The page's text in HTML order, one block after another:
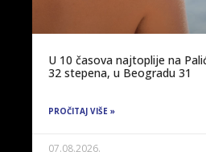
U 10 časova najtoplije na
32 stepena, u Beogradu 31
PROČITAJ VIŠE »
07.08.2026.